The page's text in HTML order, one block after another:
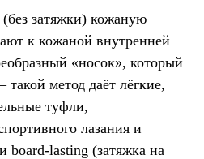
затяжки) кожаную
к кожаной внутренней
«носок», который
такой метод даёт лёгкие,
туфли,
лазания и
board-lasting (затяжка на